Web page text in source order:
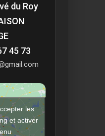
du Roy
45 73
les
et activer